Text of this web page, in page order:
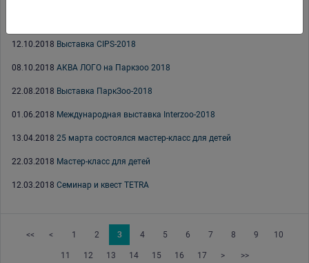
12.10.2018 Выставка CIPS-2018
08.10.2018 АКВА ЛОГО на Паркзоо 2018
22.08.2018 Выставка ПаркЗоо-2018
01.06.2018 Международная выставка Interzoo-2018
13.04.2018 25 марта состоялся мастер-класс для детей
22.03.2018 Мастер-класс для детей
12.03.2018 Семинар и квест TETRA
<< < 1 2 3 4 5 6 7 8 9 10
11 12 13 14 15 16 17 > >>